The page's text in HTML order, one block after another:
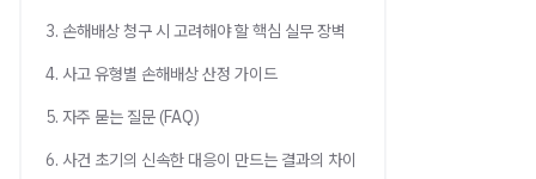
3. 손해배상 청구 시 고려해야 할 핵심 실무 장벽
4. 사고 유형별 손해배상 산정 가이드
5. 자주 묻는 질문 (FAQ)
6. 사건 초기의 신속한 대응이 만드는 결과의 차이